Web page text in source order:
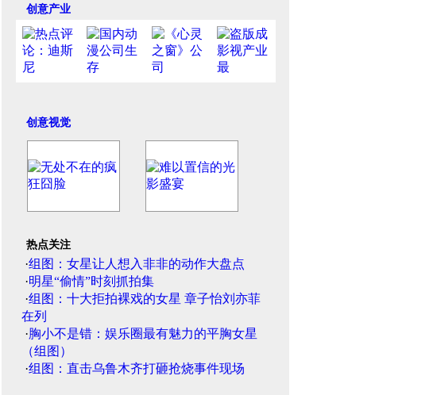
创意产业
创意视觉
热点关注
·组图：女星让人想入非非的动作大盘点
·明星“偷情”时刻抓拍集
·组图：十大拒拍裸戏的女星 章子怡刘亦菲
在列
·胸小不是错：娱乐圈最有魅力的平胸女星
（组图）
·组图：直击乌鲁木齐打砸抢烧事件现场